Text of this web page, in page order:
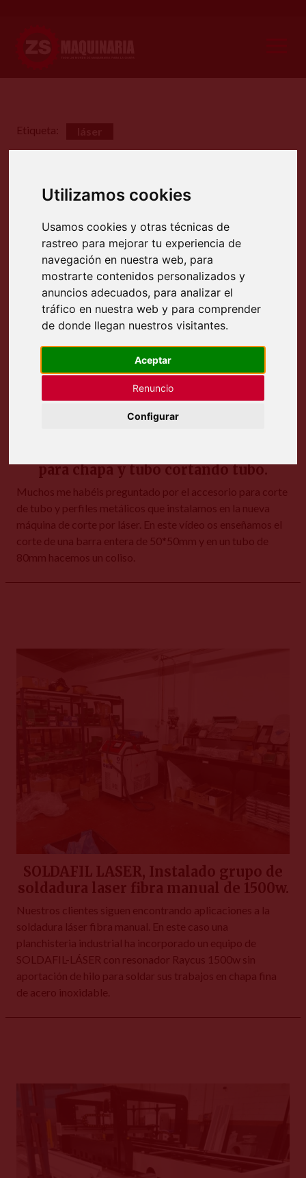
Utilizamos cookies
Usamos cookies y otras técnicas de
rastreo para mejorar tu experiencia de
navegación en nuestra web, para
mostrarte contenidos personalizados y
anuncios adecuados, para analizar el
tráfico en nuestra web y para comprender
de donde llegan nuestros visitantes.
Aceptar
Renuncio
Configurar
Etiqueta:
para chapa y tubo cortando tubo.
Muchos me habéis preguntado por el accesorio para corte
de tubo y perfiles metálicos que instalamos en la nueva
máquina de corte por láser. En este vídeo os enseñamos el
corte de una barra entera de 50*50mm y en un tubo de
80mm hacemos un coliso.
SOLDAFIL LASER, Instalado grupo de
soldadura laser fibra manual de 1500w.
Nuestros clientes siguen encontrando aplicaciones a la
soldadura láser fibra manual. En este caso una
planchisteria industrial ha incorporado un equipo de
SOLDAFIL-LÁSER con resonador Raycus 1500w sin
aportación de hilo para soldar sus trabajos en chapa fina
de acero inoxidable.